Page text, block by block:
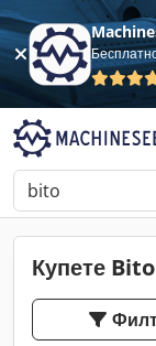
Купете